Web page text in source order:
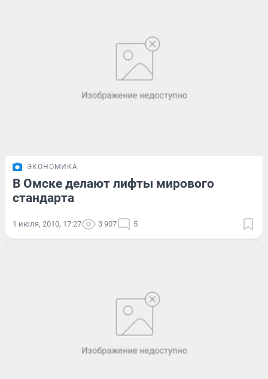
ЭКОНОМИКА
В Омске делают лифты мирового
стандарта
1 июля, 2010, 17:27 3 907 5